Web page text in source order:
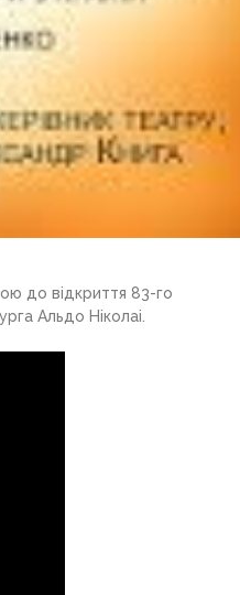
до відкриття 83-го
Альдо Ніколаі.